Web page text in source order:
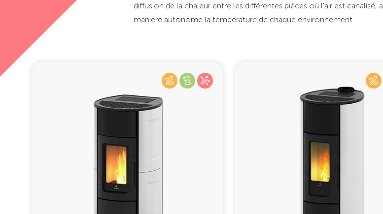
diffusion de la chaleur entre les différentes pièces où l'air est canalisé,
manière autonome la température de chaque environnement.